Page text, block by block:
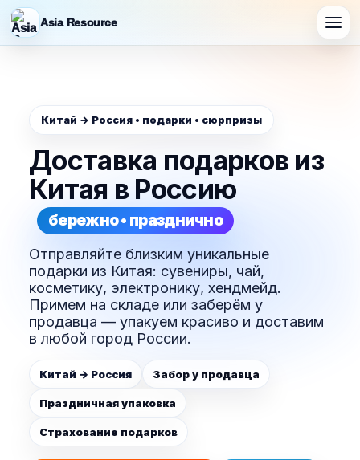
Asia Resource
Китай → Россия • подарки • сюрпризы
Доставка подарков из
Китая в Россию
бережно • празднично
Отправляйте близким уникальные
подарки из Китая: сувениры, чай,
косметику, электронику, хендмейд.
Примем на складе или заберём у
продавца — упакуем красиво и доставим
в любой город России.
Китай → Россия Забор у продавца
Праздничная упаковка
Страхование подарков